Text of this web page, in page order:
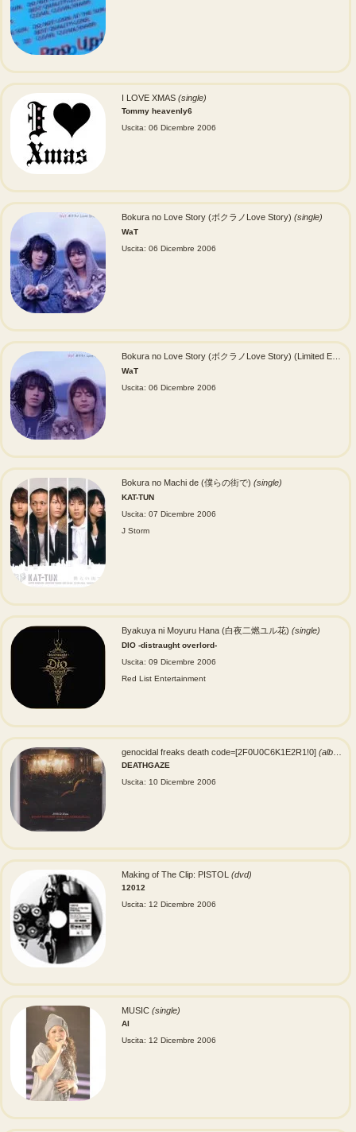
I LOVE XMAS (single)
Tommy heavenly6
Uscita: 06 Dicembre 2006
Bokura no Love Story (ボクラノLove Story) (single)
WaT
Uscita: 06 Dicembre 2006
WaT
Uscita: 06 Dicembre 2006
Bokura no Machi de (僕らの街で) (single)
KAT-TUN
Uscita: 07 Dicembre 2006
J Storm
Byakuya ni Moyuru Hana (白夜二燃ユル花) (single)
DIO -distraught overlord-
Uscita: 09 Dicembre 2006
Red List Entertainment
genocidal freaks death code=[2F0U0C6K1E2R1!0] (album)
DEATHGAZE
Uscita: 10 Dicembre 2006
Making of The Clip: PISTOL (dvd)
12012
Uscita: 12 Dicembre 2006
MUSIC (single)
AI
Uscita: 12 Dicembre 2006